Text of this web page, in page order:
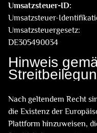
Umsatzsteuer-ID:
Umsatzsteuer-
Umsatzsteuergesetz:
DE305490034
Hinweis
Nach geltendem Recht
die Existenz der
Plattform hinzuweisen,